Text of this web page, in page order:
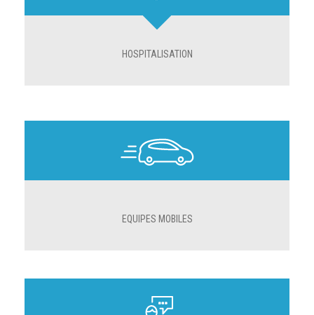
HOSPITALISATION
EQUIPES MOBILES